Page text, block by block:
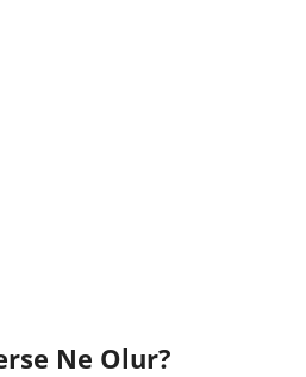
Ne Olur?